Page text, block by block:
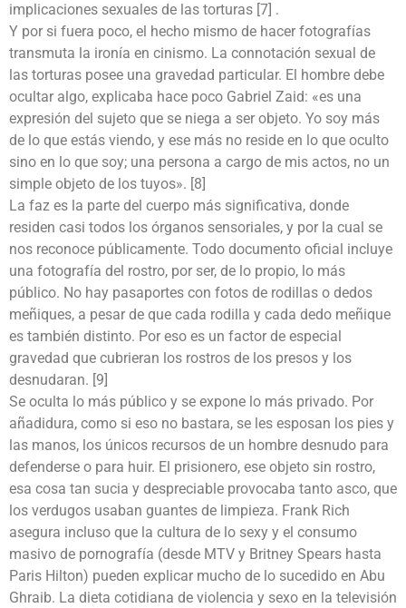
implicaciones sexuales de las torturas [7] .
Y por si fuera poco, el hecho mismo de hacer fotografías
transmuta la ironía en cinismo. La connotación sexual de
las torturas posee una gravedad particular. El hombre debe
ocultar algo, explicaba hace poco Gabriel Zaid: «es una
expresión del sujeto que se niega a ser objeto. Yo soy más
de lo que estás viendo, y ese más no reside en lo que oculto
sino en lo que soy; una persona a cargo de mis actos, no un
simple objeto de los tuyos». [8]
La faz es la parte del cuerpo más significativa, donde
residen casi todos los órganos sensoriales, y por la cual se
nos reconoce públicamente. Todo documento oficial incluye
una fotografía del rostro, por ser, de lo propio, lo más
público. No hay pasaportes con fotos de rodillas o dedos
meñiques, a pesar de que cada rodilla y cada dedo meñique
es también distinto. Por eso es un factor de especial
gravedad que cubrieran los rostros de los presos y los
desnudaran. [9]
Se oculta lo más público y se expone lo más privado. Por
añadidura, como si eso no bastara, se les esposan los pies y
las manos, los únicos recursos de un hombre desnudo para
defenderse o para huir. El prisionero, ese objeto sin rostro,
esa cosa tan sucia y despreciable provocaba tanto asco, que
los verdugos usaban guantes de limpieza. Frank Rich
asegura incluso que la cultura de lo sexy y el consumo
masivo de pornografía (desde MTV y Britney Spears hasta
Paris Hilton) pueden explicar mucho de lo sucedido en Abu
Ghraib. La dieta cotidiana de violencia y sexo en la televisión